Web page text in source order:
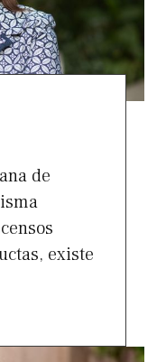
de
existe